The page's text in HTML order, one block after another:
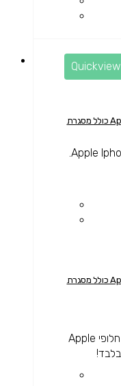
Quickview
החלפת מסך LCD+מגע חלופי Apple Iphone X.
החלפת מסך LCD+מגע חלופי Apple